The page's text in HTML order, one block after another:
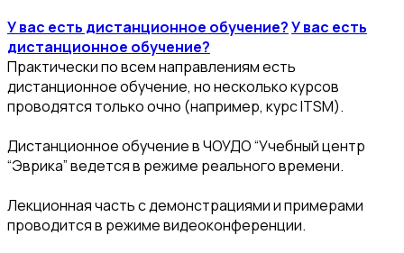
У вас есть дистанционное обучение?У вас есть
дистанционное обучение?
Практически по всем направлениям есть
дистанционное обучение, но несколько курсов
проводятся только очно (например, курс ITSM).
Дистанционное обучение в ЧОУДО “Учебный центр
“Эврика” ведется в режиме реального времени.
Лекционная часть с демонстрациями и примерами
проводится в режиме видеоконференции.